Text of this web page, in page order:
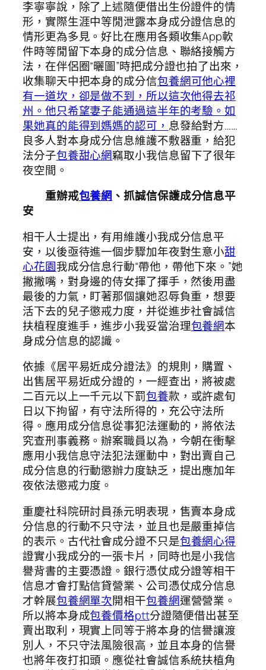
李寧寧說，除了上述隨便借出生份證件的情
形，實際生涯中等閒泄露本身成分證信息的
情形更為多見。好比在應用各類收集App軟
件時等閒留下本身的成分信息、聯絡接觸方
法，在伴侶圈“曬圖”時把成分證也拍了出來，
收集聊天中把本身的成分信包養網可他心裡
有一道坎，卻是做不到，所以這次他得去祁
州。他只希望妻子能通過這半年的考驗。如
果她真的能得到媽媽的認可， 息發給對方……
良多人對本身成分信息維護不敷器重，給犯
法分子包養甜心網竊取小我信息留下了很年
夜空間。
重辦戒包養網 、抓誠信保護成分信息平
安
相干人士提出，有用維護小我成分信息平
安，以後亟待進一個步驟加年夜對生意小甜
心花園我成分信息行動“帶他，帶他下來。”她
撇撇嘴，對身邊的侍女揮了揮手，然後用盡
最後的力氣，盯著那個讓她忍辱負重，想要
活下去的兒子懲戒力度，并從進步社會誠信
扶植程度進手，進步小我妥當治理包養網本
身成分信息的認識。
依據《居平易近成分證法》的規則，購置、
出售居平易近成分證的，一經查出，將被處
二百元以上一千元以下罰包養款，或許處旬
日以下拘留，有守法所得的，充公守法所
得。應用成分信息從事犯法運動的，將依法
究查刑事義務。辦案職員以為，今朝在衝擊
應用小我信息守法犯法運動中，對出賣自己
成分信息的行動懲辦力度缺乏，提出應加年
夜依法懲戒力度。
重慶社科院研討員孫元明表現，售賣本身成
分信息的行動不只守法，並且也是嚴重掉信
的表示。古代社會成分證不只是包養網心得
證實小我成分的一張卡片，同時也是小我信
譽背書的主要憑證。銀行憑仗成分證等相干
信息才會打點信貸營業、公司憑仗成分信息
才幹展包養網單次開相干包養網運營營業。
所以將本身成包養價格ptt分證隨便借出甚至
賣出取利，現實上同等于將本身的信譽讓渡
別人，不只守法風險很高，並且本身的信譽
也將年夜打扣頭。應從社會誠信系統扶植角